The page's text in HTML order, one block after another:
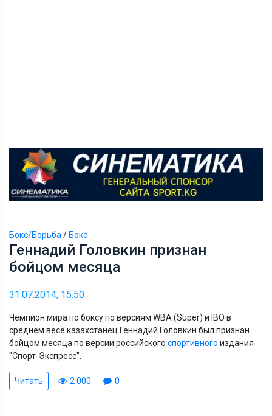
Бокс/Борьба / Бокс
Геннадий Головкин признан
бойцом месяца
31.07.2014, 15:50
Чемпион мира по боксу по версиям WBA (Super) и IBO в
среднем весе казахстанец Геннадий Головкин был признан
бойцом месяца по версии российского спортивного издания
"Спорт-Экспресс".
Читать 2 000 0